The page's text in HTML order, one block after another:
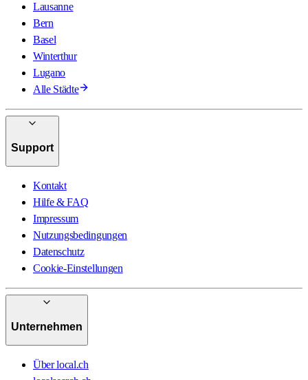
Lausanne
Bern
Basel
Winterthur
Lugano
Alle Städte
Support
Kontakt
Hilfe & FAQ
Impressum
Nutzungsbedingungen
Datenschutz
Cookie-Einstellungen
Unternehmen
Über local.ch